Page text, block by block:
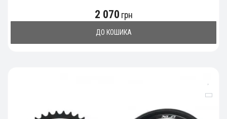
2 070 грн
ДО КОШИКА